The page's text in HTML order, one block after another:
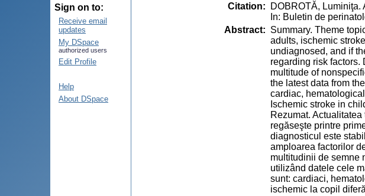
Sign on to:
Receive email
updates
My DSpace
authorized users
Edit Profile
Help
About DSpace
Citation:
DOBROTĂ,
In: Buletin de
Abstract: Summary. Theme
adults, ischemic
undiagnosed, and if
regarding risk factors.
multitude of
the latest data from
cardiac,
Ischemic stroke in
Rezumat.
regăseşte printre
diagnosticul este
amploarea factorilor
multitudinii de semne
utilizând datele cele
sunt: cardiaci,
ischemic la copil